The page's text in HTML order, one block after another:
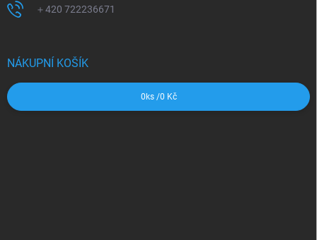
＋420 722236671
NÁKUPNÍ KOŠÍK
0 ks /0 Kč